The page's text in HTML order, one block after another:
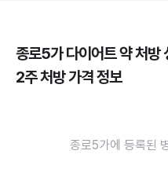
종로5가 다이어트 약 처방
2주 처방 가격 정보
종로5가에 등록된